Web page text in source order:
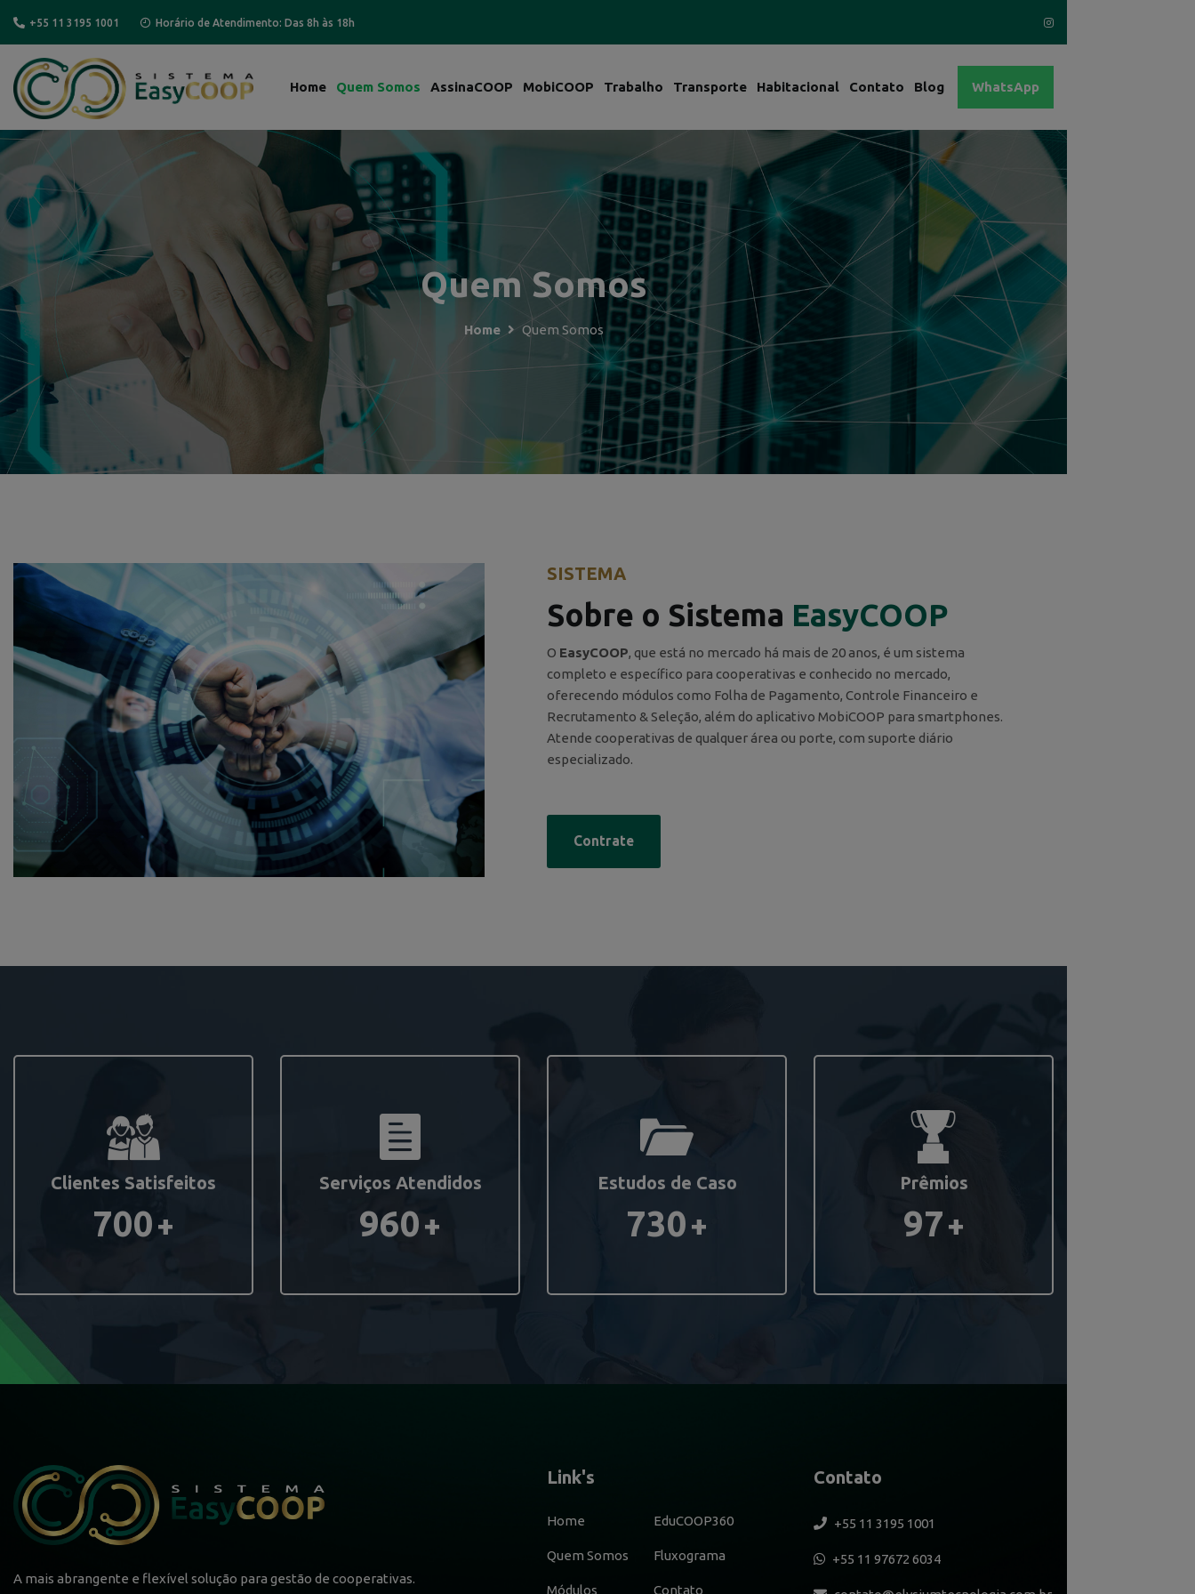
+55 11 3195 1001 Horário de Atendimento: Das 8h às 18h
Home Quem Somos AssinaCOOP MobiCOOP Trabalho Transporte Habitacional Contato Blog WhatsApp
Quem Somos
Home Quem Somos
SISTEMA
Sobre o Sistema EasyCOOP
O EasyCOOP, que está no mercado há mais de 20 anos, é um sistema
completo e específico para cooperativas e conhecido no mercado,
oferecendo módulos como Folha de Pagamento, Controle Financeiro e
Recrutamento & Seleção, além do aplicativo MobiCOOP para smartphones.
Atende cooperativas de qualquer área ou porte, com suporte diário
especializado.
Contrate
Clientes Satisfeitos
700+
Serviços Atendidos
960+
Estudos de Caso
730+
Prêmios
97+
A mais abrangente e flexível solução para gestão de cooperativas.
Link's
Home
Quem Somos
Módulos
EduCOOP360
Fluxograma
Contato
Contato
+55 11 3195 1001
+55 11 97672 6034